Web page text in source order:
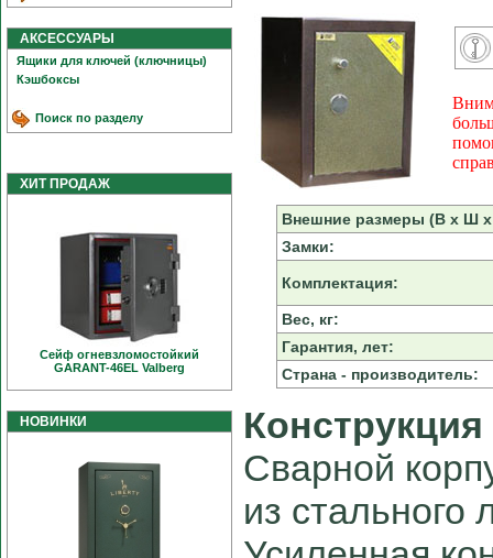
АКСЕССУАРЫ
Ящики для ключей (ключницы)
Кэшбоксы
Поиск по разделу
ХИТ ПРОДАЖ
Сейф огневзломостойкий
GARANT-46EL Valberg
НОВИНКИ
Внешние размеры (В х Ш
Замки:
Комплектация:
Вес, кг:
Гарантия, лет:
Страна - производитель:
Конструкция
Сварной
из